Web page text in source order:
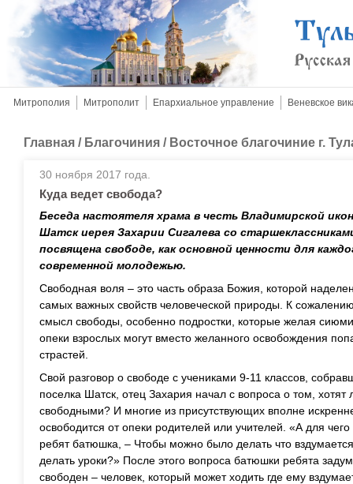
Митрополия Митрополит Епархиальное управление Веневское
Главная / Благочиния / Восточное благочиние г.
30 ноября 2017 года.
Куда ведет свобода?
Беседа настоятеля храма в честь Владимирской
Шатск иерея Захарии Сигалева со
посвящена свободе, как основной ценности для
современной молодежью.
Свободная воля – это часть образа Божия, которой
самых важных свойств человеческой природы. К
смысл свободы, особенно подростки, которые желая
опеки взрослых могут вместо желанного освобождения
страстей.
Свой разговор о свободе с учениками 9-11 классов,
поселка Шатск, отец Захария начал с вопроса о том, хотят
свободными? И многие из присутствующих вполне
освободится от опеки родителей или учителей. «А для
ребят батюшка, – Чтобы можно было делать что
делать уроки?» После этого вопроса батюшки ребята
свободен – человек, который может ходить где ему